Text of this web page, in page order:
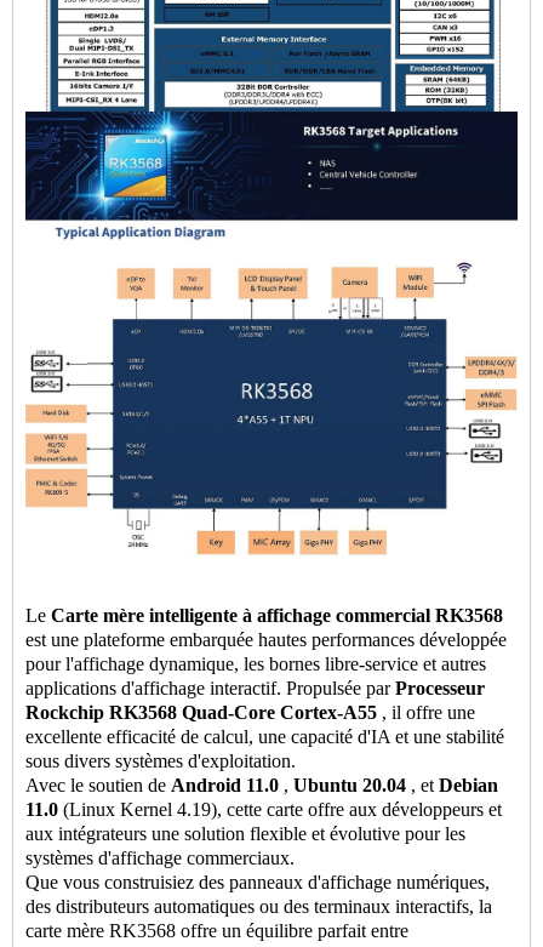
Le Carte mère intelligente à affichage commercial RK3568
est une plateforme embarquée hautes performances développée
pour l'affichage dynamique, les bornes libre-service et autres
applications d'affichage interactif. Propulsée parProcesseur
Rockchip RK3568 Quad-Core Cortex-A55 , il offre une
excellente efficacité de calcul, une capacité d'IA et une stabilité
sous divers systèmes d'exploitation.
Avec le soutien de Android 11.0 , Ubuntu 20.04 , et Debian
11.0 (Linux Kernel 4.19), cette carte offre aux développeurs et
aux intégrateurs une solution flexible et évolutive pour les
systèmes d'affichage commerciaux.
Que vous construisiez des panneaux d'affichage numériques,
des distributeurs automatiques ou des terminaux interactifs, la
carte mère RK3568 offre un équilibre parfait entre